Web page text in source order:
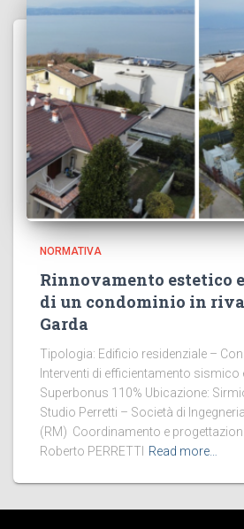
NORMATIVA
Rinnovamento estetico
di un condominio in
Garda
Tipologia: Edificio residenziale –
Interventi di efficientamento sismico
Superbonus 110% Ubicazione:
Studio Perretti – Società di
(RM) Coordinamento e
Roberto PERRETTI Read more…